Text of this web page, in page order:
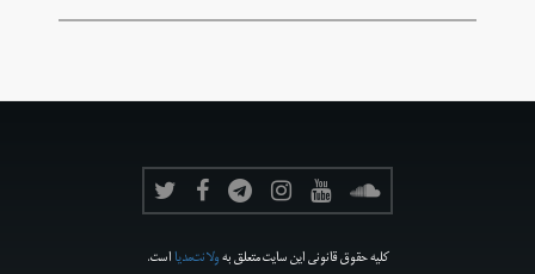
کلیه حقوق قانونی این سایت متعلق بهولانت‌مدیااست.